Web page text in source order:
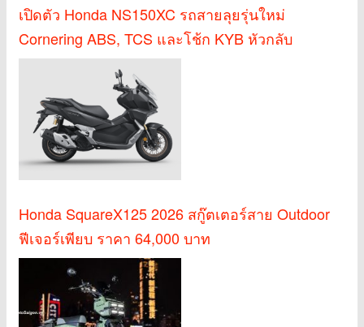
เปิดตัว Honda NS150XC รถสายลุยรุ่นใหม่
Cornering ABS, TCS และโช้ก KYB หัวกลับ
Honda SquareX125 2026 สกู๊ตเตอร์สาย Outdoor
ฟีเจอร์เพียบ ราคา 64,000 บาท